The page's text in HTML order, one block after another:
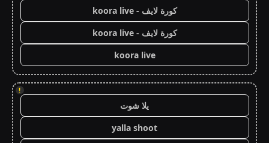
كورة لايف - koora live
كورة لايف - koora live
koora live
!
يلا شوت
yalla shoot